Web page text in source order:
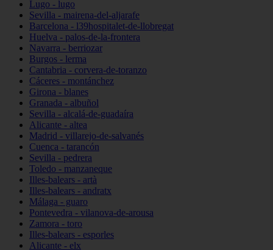
Lugo - lugo
Sevilla - mairena-del-aljarafe
Barcelona - l39hospitalet-de-llobregat
Huelva - palos-de-la-frontera
Navarra - berriozar
Burgos - lerma
Cantabria - corvera-de-toranzo
Cáceres - montánchez
Girona - blanes
Granada - albuñol
Sevilla - alcalá-de-guadaíra
Alicante - altea
Madrid - villarejo-de-salvanés
Cuenca - tarancón
Sevilla - pedrera
Toledo - manzaneque
Illes-balears - artà
Illes-balears - andratx
Málaga - guaro
Pontevedra - vilanova-de-arousa
Zamora - toro
Illes-balears - esporles
Alicante - elx